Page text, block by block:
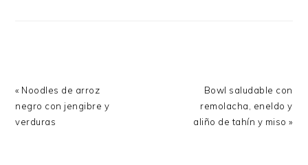
Previous
Post:
« Noodles de arroz
negro con jengibre y
verduras
Next
Post:
Bowl saludable con
remolacha, eneldo y
aliño de tahín y miso »